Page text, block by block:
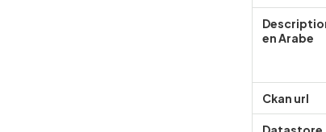
en Arabe
Ckan url